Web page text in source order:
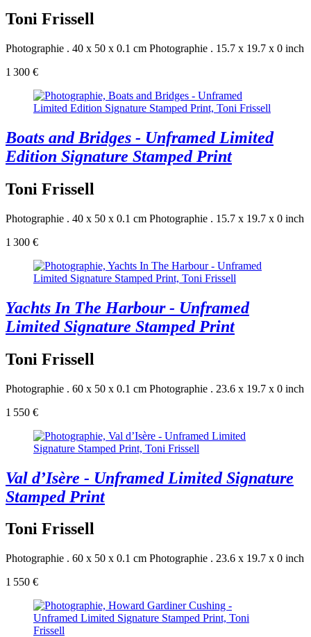
Toni Frissell
Photographie . 40 x 50 x 0.1 cm Photographie . 15.7 x 19.7 x 0 inch
1 300 €
Boats and Bridges - Unframed Limited
Edition Signature Stamped Print
Toni Frissell
Photographie . 40 x 50 x 0.1 cm Photographie . 15.7 x 19.7 x 0 inch
1 300 €
Yachts In The Harbour - Unframed
Limited Signature Stamped Print
Toni Frissell
Photographie . 60 x 50 x 0.1 cm Photographie . 23.6 x 19.7 x 0 inch
1 550 €
Val d’Isère - Unframed Limited Signature
Stamped Print
Toni Frissell
Photographie . 60 x 50 x 0.1 cm Photographie . 23.6 x 19.7 x 0 inch
1 550 €